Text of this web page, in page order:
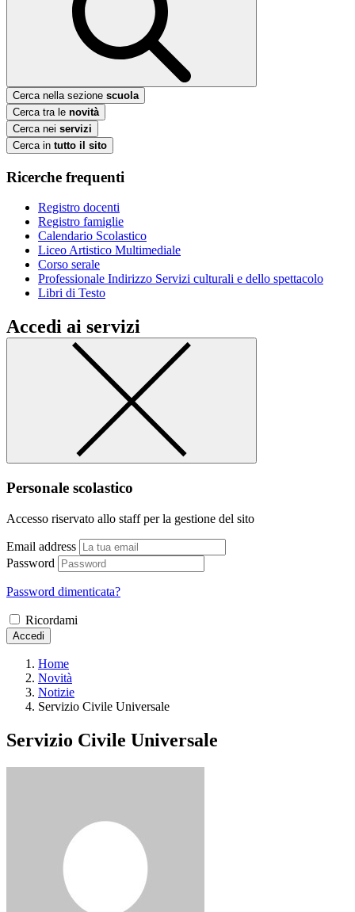
Cerca nella sezione scuola
Cerca tra le novità
Cerca nei servizi
Cerca in tutto il sito
Ricerche frequenti
Registro docenti
Registro famiglie
Calendario Scolastico
Liceo Artistico Multimediale
Corso serale
Professionale Indirizzo Servizi culturali e dello spettacolo
Libri di Testo
Accedi ai servizi
Personale scolastico
Accesso riservato allo staff per la gestione del sito
Email address
Password
Password dimenticata?
Ricordami
Accedi
Home
Novità
Notizie
Servizio Civile Universale
Servizio Civile Universale